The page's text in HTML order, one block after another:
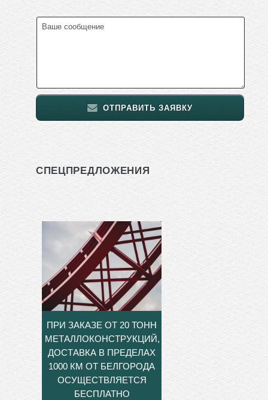
ОТПРАВИТЬ ЗАЯВКУ
СПЕЦПРЕДЛОЖЕНИЯ
ПРИ ЗАКАЗЕ ОТ 20 ТОНН
МЕТАЛЛОКОНСТРУКЦИЙ,
ДОСТАВКА В ПРЕДЕЛАХ
1000 КМ ОТ БЕЛГОРОДА
ОСУЩЕСТВЛЯЕТСЯ
БЕСПЛАТНО